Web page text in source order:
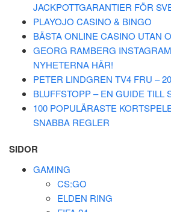
JACKPOTTGARANTIER FÖR
PLAYOJO CASINO & BINGO
BÄSTA ONLINE CASINO UTAN
GEORG RAMBERG
NYHETERNA HÄR!
PETER LINDGREN TV4 FRU –
BLUFFSTOPP – EN GUIDE TILL
100 POPULÄRASTE
SNABBA REGLER
SIDOR
GAMING
CS:GO
ELDEN RING